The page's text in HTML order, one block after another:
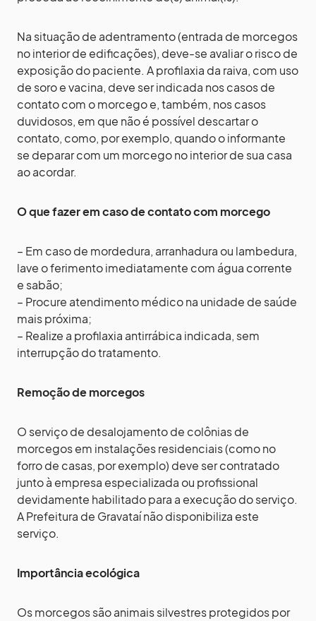
Na situação de adentramento (entrada de morcegos
no interior de edificações), deve-se avaliar o risco de
exposição do paciente. A profilaxia da raiva, com uso
de soro e vacina, deve ser indicada nos casos de
contato com o morcego e, também, nos casos
duvidosos, em que não é possível descartar o
contato, como, por exemplo, quando o informante
se deparar com um morcego no interior de sua casa
ao acordar.
O que fazer em caso de contato com morcego
– Em caso de mordedura, arranhadura ou lambedura,
lave o ferimento imediatamente com água corrente
e sabão;
– Procure atendimento médico na unidade de saúde
mais próxima;
– Realize a profilaxia antirrábica indicada, sem
interrupção do tratamento.
Remoção de morcegos
O serviço de desalojamento de colônias de
morcegos em instalações residenciais (como no
forro de casas, por exemplo) deve ser contratado
junto à empresa especializada ou profissional
devidamente habilitado para a execução do serviço.
A Prefeitura de Gravataí não disponibiliza este
serviço.
Importância ecológica
Os morcegos são animais silvestres protegidos por